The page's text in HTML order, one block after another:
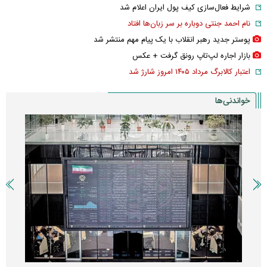
شرایط فعال‌سازی کیف پول ایران اعلام شد
نام احمد جنتی دوباره بر سر زبان‌ها افتاد
پوستر جدید رهبر انقلاب با یک پیام مهم منتشر شد
بازار اجاره لپ‌تاپ رونق گرفت + عکس
اعتبار کالابرگ مرداد ۱۴۰۵ امروز شارژ شد
خواندنی‌ها